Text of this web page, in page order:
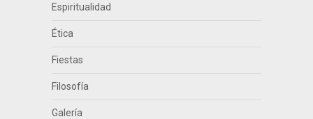
Espiritualidad
Ética
Fiestas
Filosofía
Galería